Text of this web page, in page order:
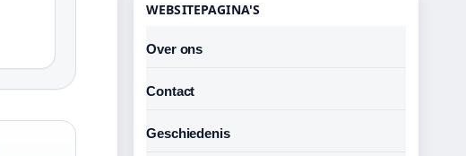
WEBSITEPAGINA'S
Over ons
Contact
Geschiedenis